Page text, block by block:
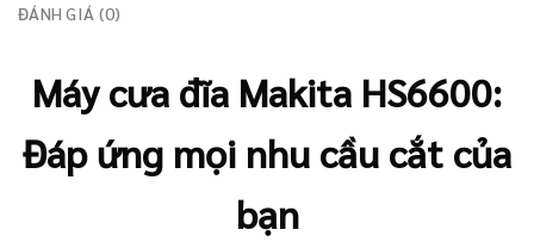
ĐÁNH GIÁ (0)
Máy cưa đĩa Makita HS6600:
Đáp ứng mọi nhu cầu cắt của
bạn